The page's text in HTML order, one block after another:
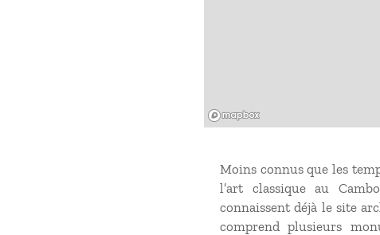
Moins connus que les
l’art classique au
connaissent déjà le site
comprend plusieurs